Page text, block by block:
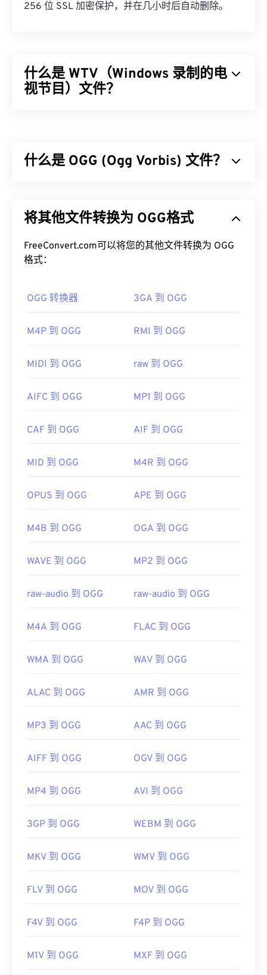
256 位 SSL 加密保护，并在几小时后自动删除。
什么是 WTV（Windows 录制的电
视节目）文件？
使用MPEG-1 Layer II或杜比数字 AC-3 压缩音频。它
如何打开 WTV 文件？
需要注意的是，微软已不再支持 WTV。无论如何，
最好使用
平台上播放。
器、Cyber​​link PowerDirector 、 Cyber​​link
息，请阅读微软网站上的这篇 文章。
首次发行：
有用的链接：
https://docs.microsoft.com/en-us/previous-
center-sdk/bb188788(v=msdn.10)
什么是 OGG (Ogg Vorbis) 文件？
免版税的编码方案。与MP3一样，OGG 文件以其高
标题信息。
打开 OGG 文件的默认程序是VLC 媒体播放器
Media Player、 RealPlayer、 Winamp
如果需要，您可以直接在
Google Drive
设备上使用。请注意，Apple 产品不支持 OGG。
首次发行：2000 年
https://xiph.org/vorbis/
将其他文件转换为 OGG格式
FreeConvert.com可以将您的其他文件转换为 OGG
格式：
OGG 转换器 3GA 到 OGG
M4P 到 OGG RMI 到 OGG
MIDI 到 OGG raw 到 OGG
AIFC 到 OGG MP1 到 OGG
CAF 到 OGG AIF 到 OGG
MID 到 OGG M4R 到 OGG
OPUS 到 OGG APE 到 OGG
M4B 到 OGG OGA 到 OGG
WAVE 到 OGG MP2 到 OGG
raw-audio 到 OGG raw-audio 到 OGG
M4A 到 OGG FLAC 到 OGG
WMA 到 OGG WAV 到 OGG
ALAC 到 OGG AMR 到 OGG
MP3 到 OGG AAC 到 OGG
AIFF 到 OGG OGV 到 OGG
MP4 到 OGG AVI 到 OGG
3GP 到 OGG WEBM 到 OGG
MKV 到 OGG WMV 到 OGG
FLV 到 OGG MOV 到 OGG
F4V 到 OGG F4P 到 OGG
M1V 到 OGG MXF 到 OGG